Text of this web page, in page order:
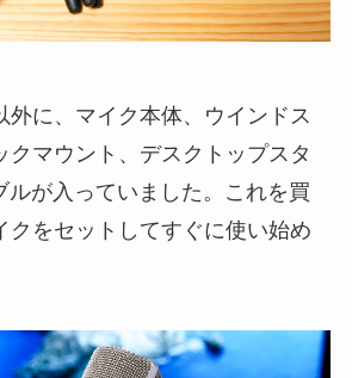
外に、マイク本体、ウインドス
クマウント、デスクトップスタ
ルが入っていました。これを買
クをセットしてすぐに使い始め